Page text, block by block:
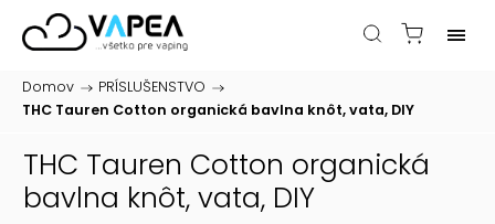
Domov / PRÍSLUŠENSTVO /
THC Tauren Cotton organická bavlna knôt, vata, DIY
THC Tauren Cotton organická
bavlna knôt, vata, DIY